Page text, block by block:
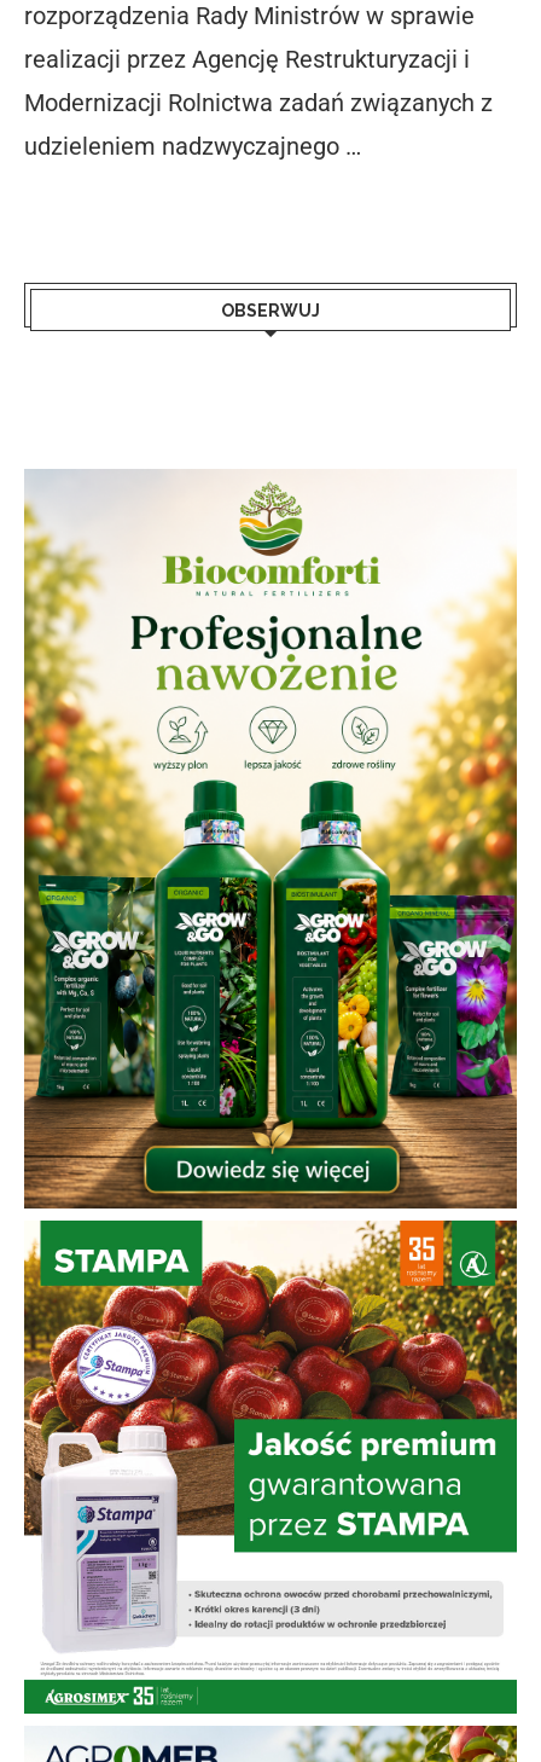
rozporządzenia Rady Ministrów w sprawie
realizacji przez Agencję Restrukturyzacji i
Modernizacji Rolnictwa zadań związanych z
udzieleniem nadzwyczajnego …
OBSERWUJ